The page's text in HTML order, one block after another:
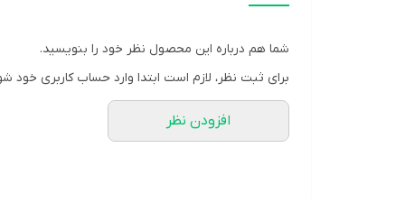
❶ عضله ساز
❸ پشتیبانی از ریکاوری عضلات
شما هم درباره این محصول نظر خود را بنویسید.
برای ثبت نظر، لازم است ابتدا وارد حساب کاربری خود
افزودن نظر